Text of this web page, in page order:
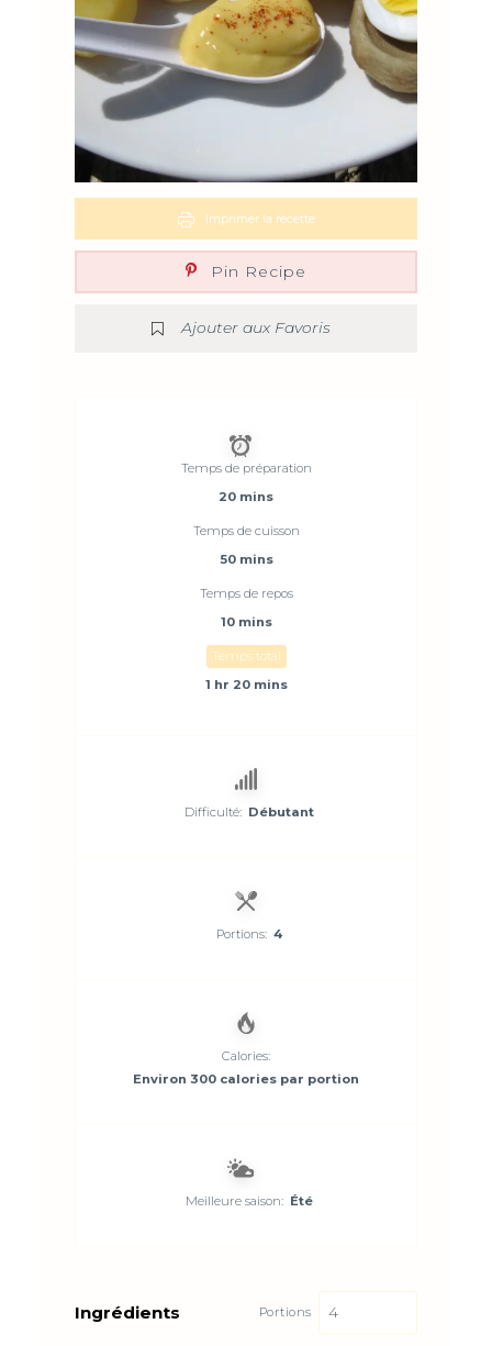
Imprimer la recette
Pin Recipe
Ajouter aux Favoris
Temps de préparation
20 mins
Temps de cuisson
50 mins
Temps de repos
10 mins
Temps total
1 hr 20 mins
Difficulté: Débutant
Portions: 4
Calories:
Environ 300 calories par portion
Meilleure saison: Été
Ingrédients Portions